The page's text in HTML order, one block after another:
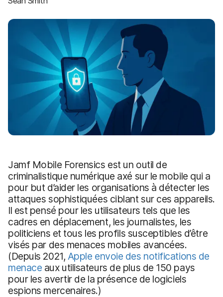
l
Jamf Mobile Forensics est un outil de
criminalistique numérique axé sur le mobile qui a
pour but d’aider les organisations à détecter les
attaques sophistiquées ciblant sur ces appareils.
Il est pensé pour les utilisateurs tels que les
cadres en déplacement, les journalistes, les
politiciens et tous les profils susceptibles d’être
visés par des menaces mobiles avancées.
(Depuis 2021, Apple envoie des notifications de
menace aux utilisateurs de plus de 150 pays
pour les avertir de la présence de logiciels
espions mercenaires.)